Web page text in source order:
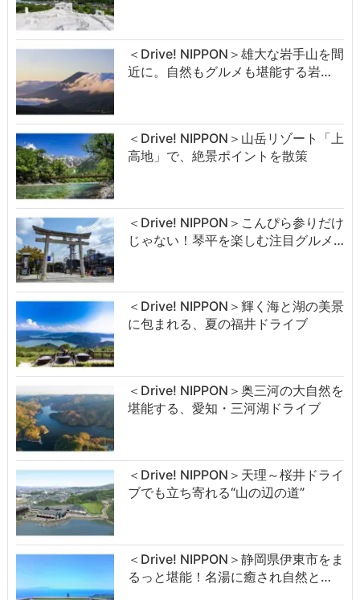
＜Drive! NIPPON＞雄大な岩手山を間
近に。自然もグルメも堪能する岩…
＜Drive! NIPPON＞山岳リゾート「上
高地」で、絶景ポイントを散策
＜Drive! NIPPON＞こんぴら参りだけ
じゃない！琴平を楽しむ注目グルメ…
＜Drive! NIPPON＞輝く海と湖の美景
に包まれる、夏の福井ドライブ
＜Drive! NIPPON＞奥三河の大自然を
堪能する、愛知・三河湖ドライブ
＜Drive! NIPPON＞天理～桜井ドライ
ブでも立ち寄れる“山の辺の道”
＜Drive! NIPPON＞静岡県伊東市をま
るっと堪能！名湯に癒され自然と…